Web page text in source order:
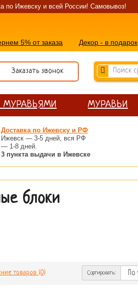
по Ижевску и всей России! Самовывоз!
5% от заказа Декор - в подарок
Заказать звонок
МУРАВЬЯМИ МУРАВЬИ
Доставка по Ижевску и РФ
Ижевск — 3-5 дней, вся РФ
— 1-8 дней.
3 пункта выдачи в Ижевске
блоки
товаров (0) Сортировать: